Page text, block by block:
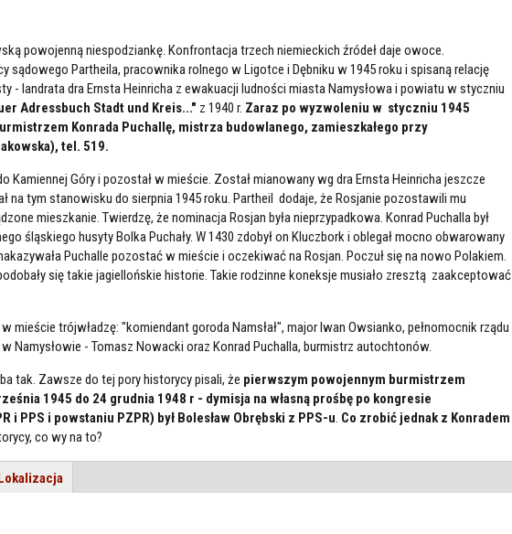
powojenną niespodziankę. Konfrontacja trzech niemieckich źródeł daje owoce.
sądowego Partheila, pracownika rolnego w Ligotce i Dębniku w 1945 roku i spisaną relację
- landrata dra Ernsta Heinricha z ewakuacji ludności miasta Namysłowa i powiatu w styczniu
Adressbuch Stadt und Kreis..." z 1940 r. Zaraz po wyzwoleniu w styczniu 1945
Konrada Puchallę, mistrza budowlanego, zamieszkałego przy
tel. 519.
Kamiennej Góry i pozostał w mieście. Został mianowany wg dra Ernsta Heinricha jeszcze
na tym stanowisku do sierpnia 1945 roku. Partheil dodaje, że Rosjanie pozostawili mu
mieszkanie. Twierdzę, że nominacja Rosjan była nieprzypadkowa. Konrad Puchalla był
śląskiego husyty Bolka Puchały. W 1430 zdobył on Kluczbork i oblegał mocno obwarowany
Puchalle pozostać w mieście i oczekiwać na Rosjan. Poczuł się na nowo Polakiem.
się takie jagiellońskie historie. Takie rodzinne koneksje musiało zresztą zaakceptować
mieście trójwładzę: "komiendant goroda Namsłał", major Iwan Owsianko, pełnomocnik rządu
Namysłowie - Tomasz Nowacki oraz Konrad Puchalla, burmistrz autochtonów.
tak. Zawsze do tej pory historycy pisali, że pierwszym powojennym burmistrzem
1945 do 24 grudnia 1948 r - dymisja na własną prośbę po kongresie
i PPS i powstaniu PZPR) był Bolesław Obrębski z PPS-u. Co zrobić jednak z Konradem
co wy na to?